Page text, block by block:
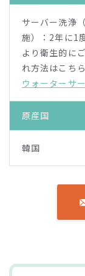
サーバー洗浄
施）：2年に1
より衛生的に
れ方法はこち
ウォーターサ
原産国
韓国